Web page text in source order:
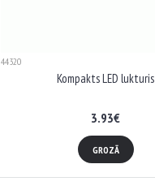
44320
Kompakts LED lukturis
3.93€
GROZĀ